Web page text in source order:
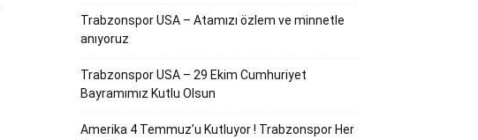
Trabzonspor USA – Atamızı özlem ve minnetle
anıyoruz
Trabzonspor USA – 29 Ekim Cumhuriyet
Bayramımız Kutlu Olsun
Amerika 4 Temmuz’u Kutluyor ! Trabzonspor Her